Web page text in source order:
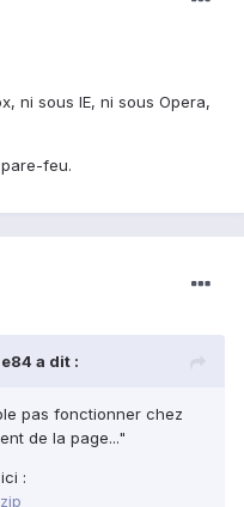
ni sous IE, ni sous Opera,
feu.
a dit :
pas fonctionner chez
de la page..."
: